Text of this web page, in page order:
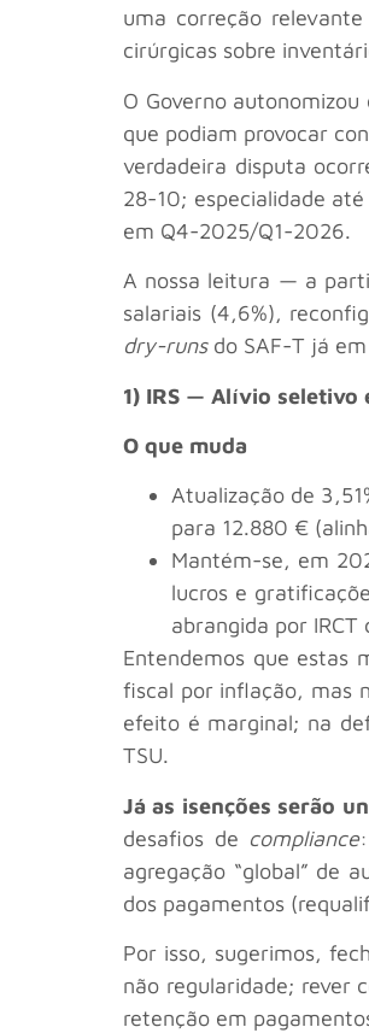
uma correção
cirúrgicas sobre
O Governo
que podiam provocar
verdadeira disputa
28-10; especialidade
em Q4-2025/Q1-2026.
A nossa leitura — a
salariais (4,6%),
dry-runsdo SAF-T já
1) IRS — Alívio seletivo
O que muda
Atualização de
para 12.880 €
Mantém-se, em
lucros e
abrangida por
Entendemos que estas
fiscal por inflação, mas
efeito é marginal; na
TSU.
Já as isenções serão
desafios de compliance
agregação “global” de
dos pagamentos
Por isso, sugerimos,
não regularidade; rever
retenção em